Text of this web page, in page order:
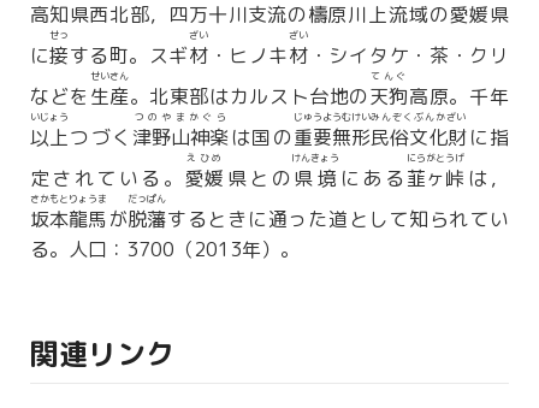
高知県西北部， 四万十川支流の檮原川上流域の愛媛県
に接
せっ
する町。スギ材
ざい
・ヒノキ材
ざい
・シイタケ・茶・クリ
などを 生産
せいさん
。北東部はカルスト台地の天狗
てんぐ
高原。千年
以上
いじょう
つづく 津野山神楽
つのやまかぐら
は国の重要無形
じゅうようむけい
民俗文化財
みんぞくぶんかざい
に指
定されている。 愛媛
えひめ
県との県境
けんきょう
にある韮ヶ峠
にらがとうげ
は，
坂本龍馬
さかもとりょうま
が脱藩
だっぱん
するときに通った道として知られてい
る。人口：3700（2013年）。
関連リンク